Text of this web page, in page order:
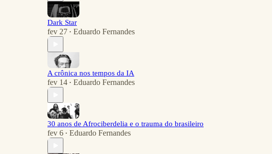
Dark Star
fev 27 • Eduardo Fernandes
A crônica nos tempos da IA
fev 14 • Eduardo Fernandes
30 anos de Afrociberdelia e o trauma do brasileiro
fev 6 • Eduardo Fernandes